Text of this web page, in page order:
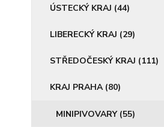
ÚSTECKÝ KRAJ (44)
LIBERECKÝ KRAJ (29)
STŘEDOČESKÝ KRAJ (111)
KRAJ PRAHA (80)
MINIPIVOVARY (55)